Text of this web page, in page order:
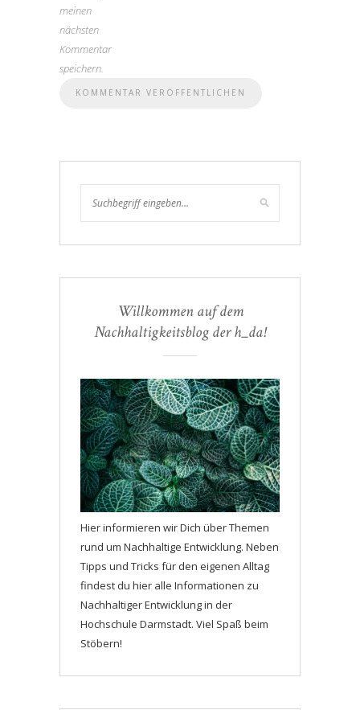
meinen
nächsten
Kommentar
speichern.
Willkommen auf dem
Nachhaltigkeitsblog der h_da!
Hier informieren wir Dich über Themen
rund um Nachhaltige Entwicklung. Neben
Tipps und Tricks für den eigenen Alltag
findest du hier alle Informationen zu
Nachhaltiger Entwicklung in der
Hochschule Darmstadt. Viel Spaß beim
Stöbern!